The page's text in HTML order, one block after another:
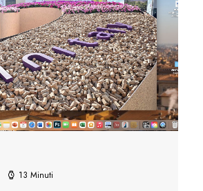
13 Minuti